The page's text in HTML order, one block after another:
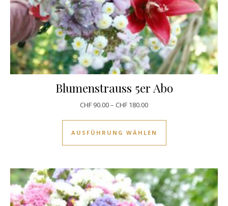
Blumenstrauss 5er Abo
CHF 90.00– CHF 180.00
AUSFÜHRUNG WÄHLEN
Dieses Produkt